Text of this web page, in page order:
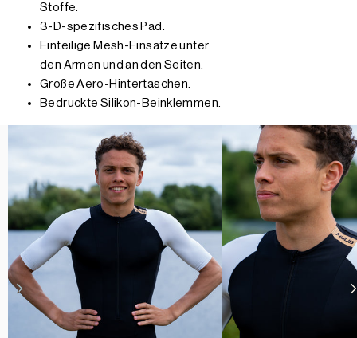
Stoffe.
3-D-spezifisches Pad.
Einteilige Mesh-Einsätze unter
den Armen und an den Seiten.
Große Aero-Hintertaschen.
Bedruckte Silikon-Beinklemmen.